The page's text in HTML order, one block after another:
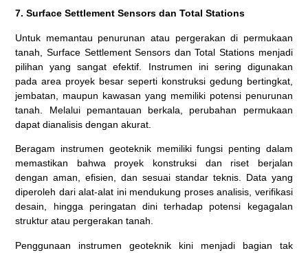
7. Surface Settlement Sensors dan Total Stations
Untuk memantau penurunan atau pergerakan di permukaan
tanah, Surface Settlement Sensors dan Total Stations menjadi
pilihan yang sangat efektif. Instrumen ini sering digunakan
pada area proyek besar seperti konstruksi gedung bertingkat,
jembatan, maupun kawasan yang memiliki potensi penurunan
tanah. Melalui pemantauan berkala, perubahan permukaan
dapat dianalisis dengan akurat.
Beragam instrumen geoteknik memiliki fungsi penting dalam
memastikan bahwa proyek konstruksi dan riset berjalan
dengan aman, efisien, dan sesuai standar teknis. Data yang
diperoleh dari alat-alat ini mendukung proses analisis, verifikasi
desain, hingga peringatan dini terhadap potensi kegagalan
struktur atau pergerakan tanah.
Penggunaan instrumen geoteknik kini menjadi bagian tak